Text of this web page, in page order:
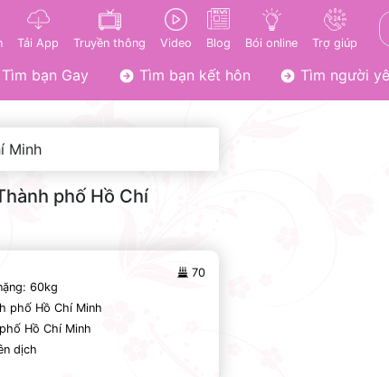
Tải App Truyền thông Video Blog Bói online Trợ giúp
Tìm bạn Gay Tìm bạn kết hôn Tìm người
Minh
phố Hồ Chí
70
60kg
phố Hồ Chí Minh
Hồ Chí Minh
dịch